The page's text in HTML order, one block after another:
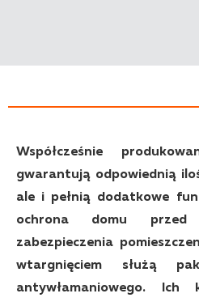
Współcześnie
gwarantują odpowiednią
ale i pełnią dodatkowe
ochrona domu przed
zabezpieczenia
wtargnięciem służą
antywłamaniowego.